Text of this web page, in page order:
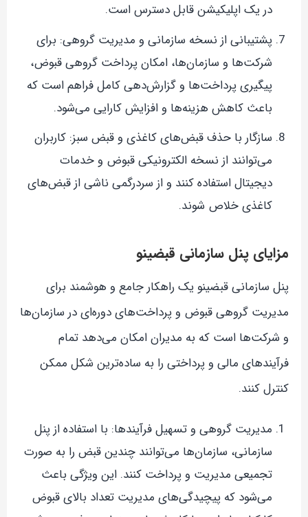
در یک اپلیکیشن قابل دسترس است.
پشتیبانی از نسخه سازمانی و مدیریت گروهی: برای
شرکت‌ها و سازمان‌ها، امکان پرداخت گروهی قبوض،
پیگیری پرداخت‌ها و گزارش‌دهی کامل فراهم است که
باعث کاهش هزینه‌ها و افزایش کارایی می‌شود.
سازگار با حذف قبض‌های کاغذی و قبض سبز: کاربران
می‌توانند از نسخه الکترونیکی قبوض و خدمات
دیجیتال استفاده کنند و از سردرگمی ناشی از قبض‌های
کاغذی خلاص شوند.
مزایای پنل سازمانی قبضینو
پنل سازمانی قبضینو یک راهکار جامع و هوشمند برای
مدیریت گروهی قبوض و پرداخت‌های دوره‌ای در سازمان‌ها
و شرکت‌ها است که به مدیران امکان می‌دهد تمام
فرآیندهای مالی و پرداختی را به ساده‌ترین شکل ممکن
کنترل کنند.
مدیریت گروهی و تسهیل فرآیندها: با استفاده از پنل
سازمانی، سازمان‌ها می‌توانند چندین قبض را به صورت
تجمیعی مدیریت و پرداخت کنند. این ویژگی باعث
می‌شود که پیچیدگی‌های مدیریت تعداد بالای قبوض